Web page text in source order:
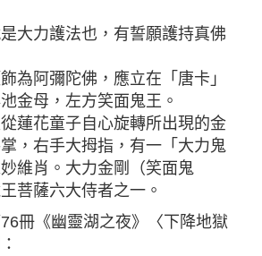
是大力護法也，有誓願護持真佛
為阿彌陀佛，應立在「唐卡」
金母，左方笑面鬼王。
從蓮花童子自心旋轉所出現的金
，右手大拇指，有一「大力鬼
維肖。大力金剛（笑面鬼
菩薩六大侍者之一。
冊《幽靈湖之夜》〈下降地獄